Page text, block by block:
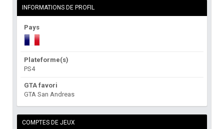
INFORMATIONS DE PROFIL
Pays
Plateforme(s)
PS4
GTA favori
GTA San Andreas
COMPTES DE JEUX